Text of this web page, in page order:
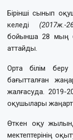
Бірінші сынып
келеді (2017ж.-
бойынша 28 мың
аттайды.
Орта білім беру
бағытталған
жалғасуда.
оқушылары
Өткен оқу
мектептерінің